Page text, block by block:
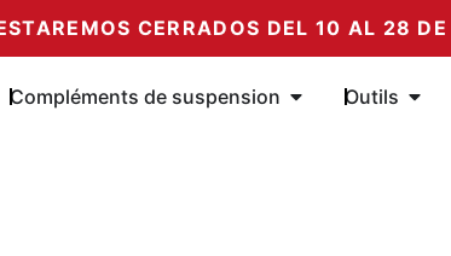
CERRADOS DEL 10 AL 28 DE
Amortiguadores
Compléments de suspension Öffne Outils